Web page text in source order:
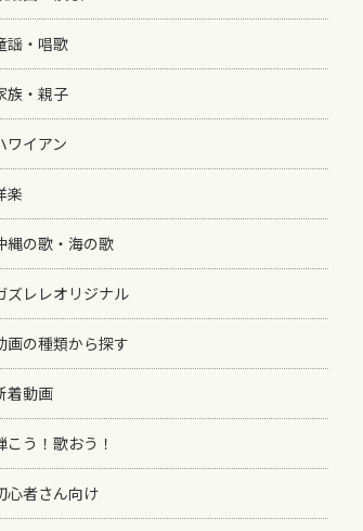
謡・唱歌
族・親子
ワイアン
楽
縄の歌・海の歌
ズレレオリジナル
画の種類から探す
着動画
こう！歌おう！
心者さん向け